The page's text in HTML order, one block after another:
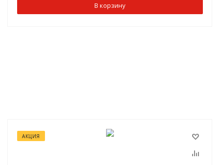
В корзину
АКЦИЯ